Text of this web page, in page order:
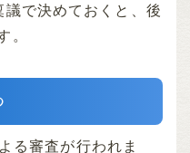
で決めておくと、後
。
る審査が行われま